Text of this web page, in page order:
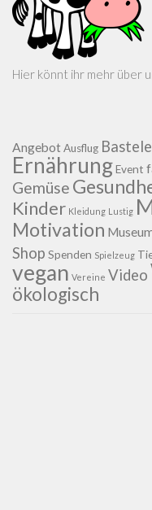
Hier könnt ihr mehr über
AngebotAusflug
ErnährungEvent
Gemüse
Kinder Kleidung Lustig
Motivation
Shop Spenden Spielzeug
vegan Vereine Video
ökologisch